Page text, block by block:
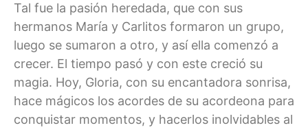
Tal fue la pasión heredada, que con sus
hermanos María y Carlitos formaron un grupo,
luego se sumaron a otro, y así ella comenzó a
crecer. El tiempo pasó y con este creció su
magia. Hoy, Gloria, con su encantadora sonrisa,
hace mágicos los acordes de su acordeona para
conquistar momentos, y hacerlos inolvidables al